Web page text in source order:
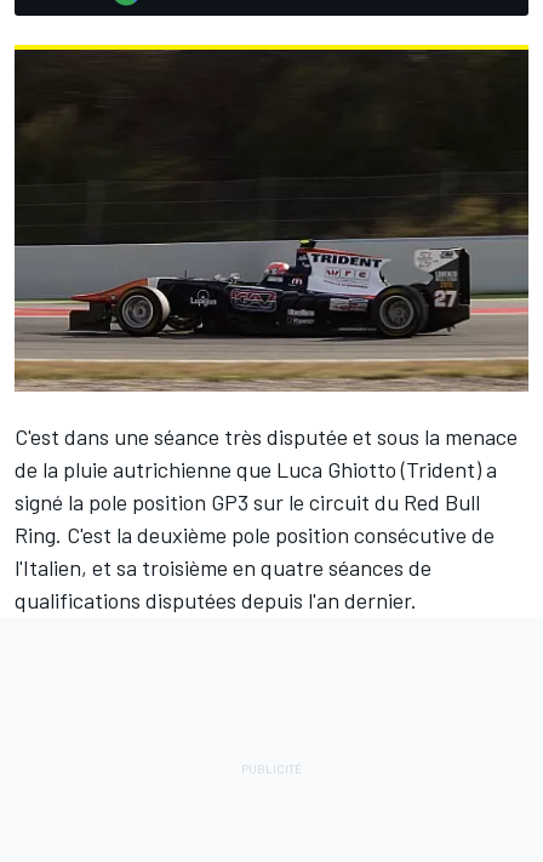
C'est dans une séance très disputée et sous la menace
de la pluie autrichienne que Luca Ghiotto (Trident) a
signé la pole position GP3 sur le circuit du Red Bull
Ring. C'est la deuxième pole position consécutive de
l'Italien, et sa troisième en quatre séances de
qualifications disputées depuis l'an dernier.